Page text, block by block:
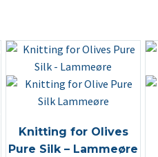
Knitting for Olives
Pure Silk – Lammeøre